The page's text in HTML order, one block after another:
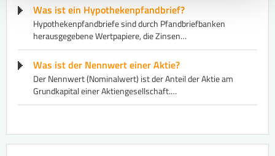
Was ist ein Hypothekenpfandbrief?
Hypothekenpfandbriefe sind durch Pfandbriefbanken
herausgegebene Wertpapiere, die Zinsen…
Was ist der Nennwert einer Aktie?
Der Nennwert (Nominalwert) ist der Anteil der Aktie am
Grundkapital einer Aktiengesellschaft.…